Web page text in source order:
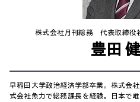
株式会社月刊総務 代表取締
豊田
早稲田大学政治経済学部卒業。株式会
式会社魚力で総務課長を経験。日本で